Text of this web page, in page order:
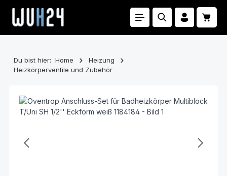
Zum Hauptinhalt springen
Du bist hier: Home
Heizung
Heizkörperventile und Zubehör